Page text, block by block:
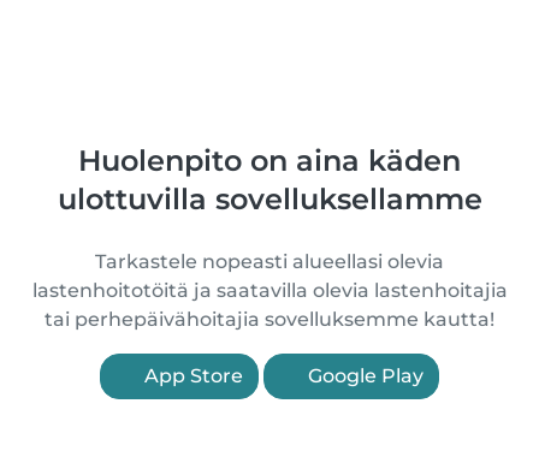
Huolenpito on aina käden
ulottuvilla sovelluksellamme
Tarkastele nopeasti alueellasi olevia
lastenhoitotöitä ja saatavilla olevia lastenhoitajia
tai perhepäivähoitajia sovelluksemme kautta!
App Store Google Play